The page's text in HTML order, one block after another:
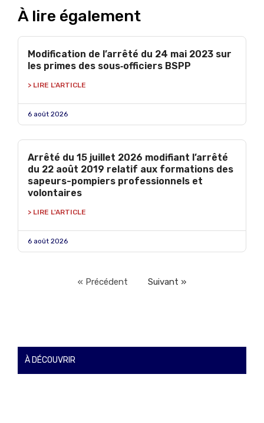
À lire également
Modification de l’arrêté du 24 mai 2023 sur
les primes des sous‑officiers BSPP
> LIRE L'ARTICLE
6 août 2026
Arrêté du 15 juillet 2026 modifiant l’arrêté
du 22 août 2019 relatif aux formations des
sapeurs-pompiers professionnels et
volontaires
> LIRE L'ARTICLE
6 août 2026
« Précédent Suivant »
À DÉCOUVRIR